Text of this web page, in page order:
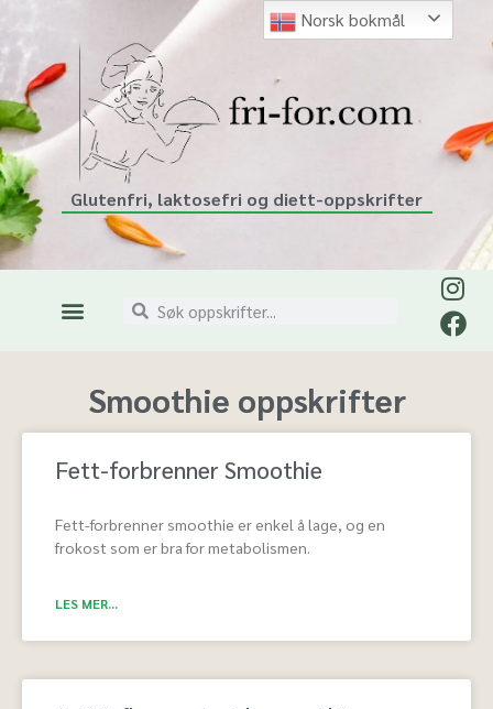
Glutenfri, laktosefri og diett-oppskrifter
Smoothie oppskrifter
Fett-forbrenner Smoothie
Fett-forbrenner smoothie er enkel å lage, og en
frokost som er bra for metabolismen.
LES MER...
Norsk bokmål